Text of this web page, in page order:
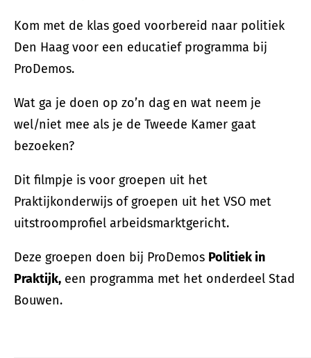
Kom met de klas goed voorbereid naar politiek
Den Haag voor een educatief programma bij
ProDemos.
Wat ga je doen op zo’n dag en wat neem je
wel/niet mee als je de Tweede Kamer gaat
bezoeken?
Dit filmpje is voor groepen uit het
Praktijkonderwijs of groepen uit het VSO met
uitstroomprofiel arbeidsmarktgericht.
Deze groepen doen bij ProDemos Politiek in
Praktijk, een programma met het onderdeel Stad
Bouwen.